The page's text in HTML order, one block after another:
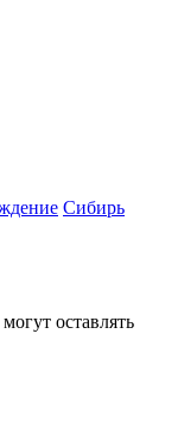
Сибирь
оставлять